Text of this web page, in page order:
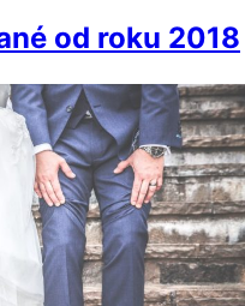
od roku 2018